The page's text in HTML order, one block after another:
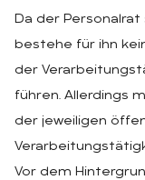
Da der
bestehe für ihn
der
führen. Allerdings
der jeweiligen
Vor dem